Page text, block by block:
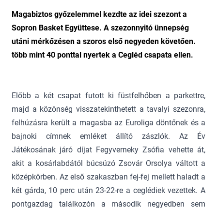
Magabiztos győzelemmel kezdte az idei szezont a
Sopron Basket Együttese. A szezonnyitó ünnepség
utáni mérkőzésen a szoros első negyeden követően.
több mint 40 ponttal nyertek a Cegléd csapata ellen.
Előbb a két csapat futott ki füstfelhőben a parkettre,
majd a közönség visszatekinthetett a tavalyi szezonra,
felhúzásra került a magasba az Euroliga döntőnek és a
bajnoki címnek emléket állító zászlók. Az Év
Játékosának járó díjat Fegyverneky Zsófia vehette át,
akit a kosárlabdától búcsúzó Zsovár Orsolya váltott a
középkörben. Az első szakaszban fej-fej mellett haladt a
két gárda, 10 perc után 23-22-re a ceglédiek vezettek. A
pontgazdag találkozón a második negyedben sem